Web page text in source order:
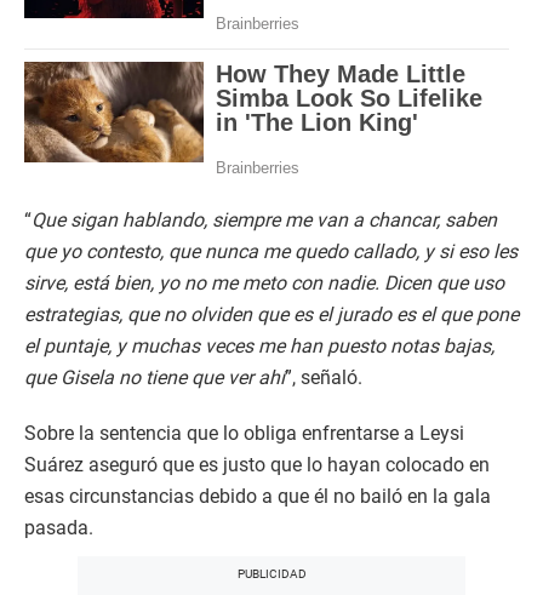
“Que sigan hablando, siempre me van a chancar, saben
que yo contesto, que nunca me quedo callado, y si eso les
sirve, está bien, yo no me meto con nadie. Dicen que uso
estrategias, que no olviden que es el jurado es el que pone
el puntaje, y muchas veces me han puesto notas bajas,
que Gisela no tiene que ver ahí”, señaló.
Sobre la sentencia que lo obliga enfrentarse a Leysi
Suárez aseguró que es justo que lo hayan colocado en
esas circunstancias debido a que él no bailó en la gala
pasada.